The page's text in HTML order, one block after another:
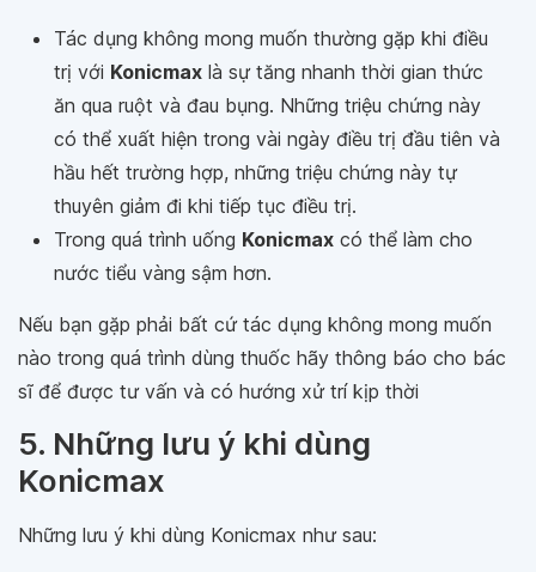
Tác dụng không mong muốn thường gặp khi điều
trị với Konicmax là sự tăng nhanh thời gian thức
ăn qua ruột và đau bụng. Những triệu chứng này
có thể xuất hiện trong vài ngày điều trị đầu tiên và
hầu hết trường hợp, những triệu chứng này tự
thuyên giảm đi khi tiếp tục điều trị.
Trong quá trình uống Konicmax có thể làm cho
nước tiểu vàng sậm hơn.
Nếu bạn gặp phải bất cứ tác dụng không mong muốn
nào trong quá trình dùng thuốc hãy thông báo cho bác
sĩ để được tư vấn và có hướng xử trí kịp thời
5. Những lưu ý khi dùng
Konicmax
Những lưu ý khi dùng Konicmax như sau: